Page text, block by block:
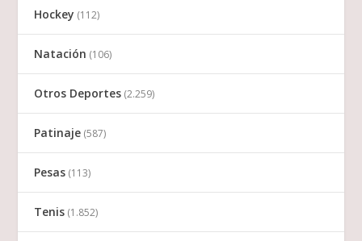
Hockey (112)
Natación (106)
Otros Deportes (2.259)
Patinaje (587)
Pesas (113)
Tenis (1.852)